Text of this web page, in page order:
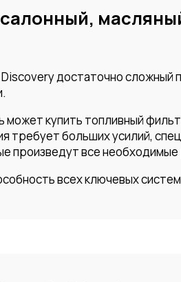
достаточно сложный
купить топливный
требует больших усилий,
произведут все
всех ключевых